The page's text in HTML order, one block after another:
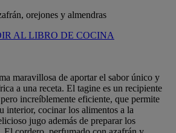
AL LIBRO DE COCINA
maravillosa de aportar el sabor único y
a una receta. El tagine es un recipiente
increíblemente eficiente, que permite
interior, cocinar los alimentos a la
jugo además de preparar los